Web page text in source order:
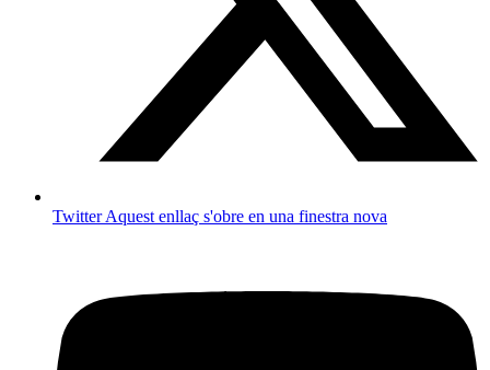
TwitterAquest enllaç s'obre en una finestra nova